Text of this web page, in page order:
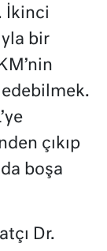
İkinci
bir
çıkıp
boşa
Dr.